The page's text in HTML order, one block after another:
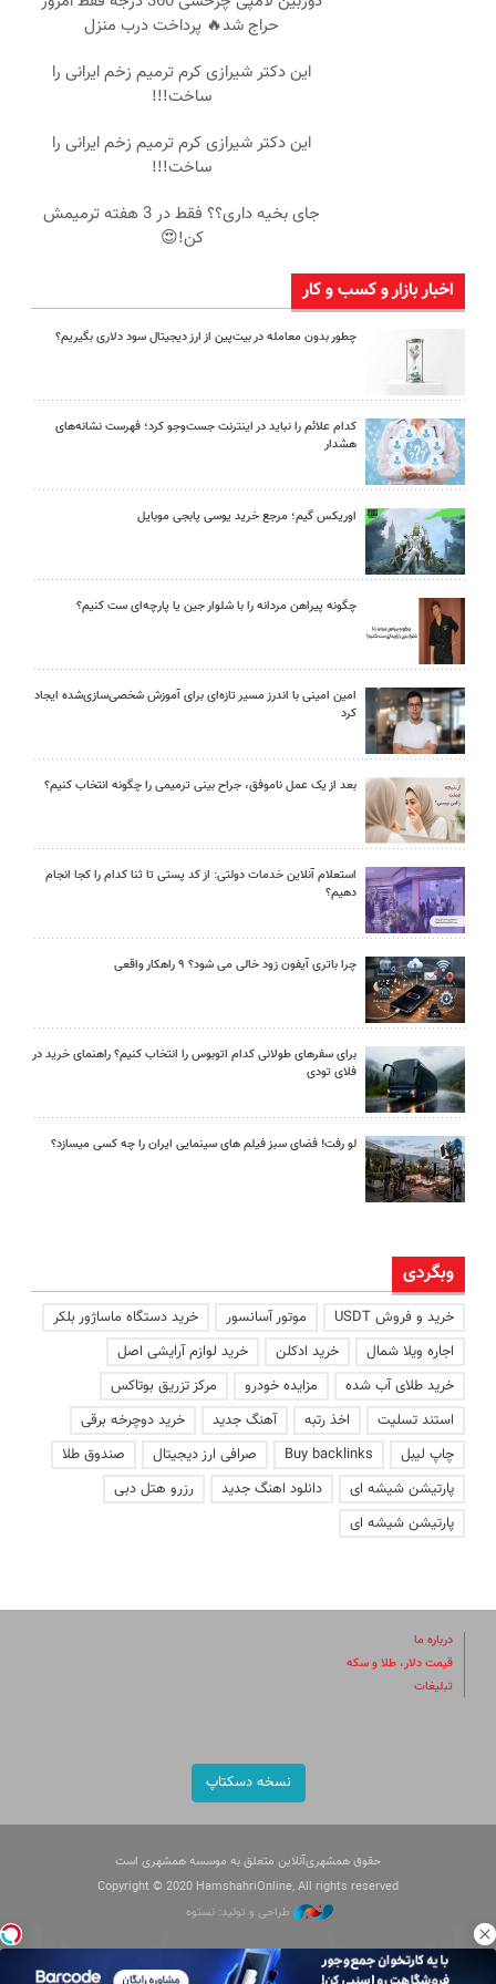
حراج شد🔥 پرداخت درب منزل
این دکتر شیرازی کرم ترمیم زخم ایرانی را
ساخت!!!
این دکتر شیرازی کرم ترمیم زخم ایرانی را
ساخت!!!
جای بخیه داری؟؟ فقط در 3 هفته ترمیمش
کن!😍
اخبار بازار و کسب و کار
چطور بدون معامله در بیت‌پین از ارز دیجیتال سود دلاری بگیریم؟
کدام علائم را نباید در اینترنت جست‌وجو کرد؛ فهرست نشانه‌های
هشدار
اوریکس گیم؛ مرجع خرید یوسی پابجی موبایل
چگونه پیراهن مردانه را با شلوار جین یا پارچه‌ای ست کنیم؟
امین امینی با اندرز مسیر تازه‌ای برای آموزش شخصی‌سازی‌شده ایجاد
کرد
بعد از یک عمل ناموفق، جراح بینی ترمیمی را چگونه انتخاب کنیم؟
استعلام آنلاین خدمات دولتی: از کد پستی تا ثنا کدام را کجا انجام
دهیم؟
چرا باتری آیفون زود خالی می شود؟ ۹ راهکار واقعی
برای سفرهای طولانی کدام اتوبوس را انتخاب کنیم؟ راهنمای خرید در
فلای تودی
لو رفت! فضای سبز فیلم های سینمایی ایران را چه کسی میسازد؟
وبگردی
خرید و فروش USDT موتور آسانسور
خرید دستگاه ماساژور بلکر
اجاره ویلا شمال
خرید ادکلن
خرید لوازم آرایشی اصل
خرید طلای آب شده
مزایده خودرو
مرکز تزریق بوتاکس
استند تسلیت
اخذ رتبه آهنگ جدید
خرید دوچرخه برقی
چاپ لیبل
Buy backlinks صرافی ارز دیجیتال
صندوق طلا
پارتیشن شیشه ای
دانلود اهنگ جدید
رزرو هتل دبی
پارتیشن شیشه ای
درباره ما
قیمت دلار، طلا و سکه
تبلیغات
نسخه دسکتاپ
حقوق همشهری‌آنلاین متعلق به موسسه همشهری است
Copyright © 2020 HamshahriOnline, All rights reserved
طراحی و تولید: نستوه